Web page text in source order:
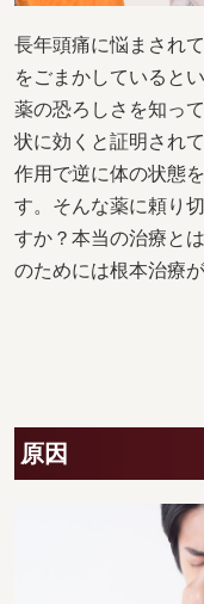
長年頭痛に悩まされ
をごまかしていると
薬の恐ろしさを知っ
状に効くと証明され
作用で逆に体の状態
す。そんな薬に頼り
すか？本当の治療と
のためには根本治療
原因